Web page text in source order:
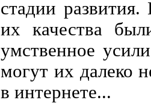
стадии
их качества
умственное
могут их далеко
в интернете...